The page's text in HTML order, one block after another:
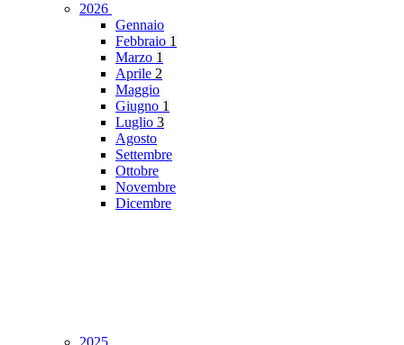
2026
Gennaio
Febbraio 1
Marzo 1
Aprile 2
Maggio
Giugno 1
Luglio 3
Agosto
Settembre
Ottobre
Novembre
Dicembre